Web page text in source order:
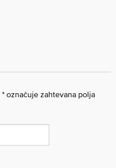
* označuje zahtevana polja